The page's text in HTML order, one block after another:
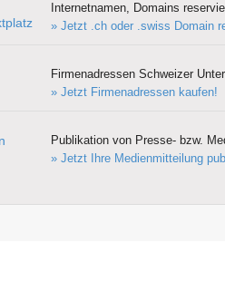
Internetnamen, Domains
» Jetzt .ch oder .swiss Domain
Firmenadressen Schweizer
» Jetzt Firmenadressen kaufen!
Publikation von Presse- bzw.
» Jetzt Ihre Medienmitteilung